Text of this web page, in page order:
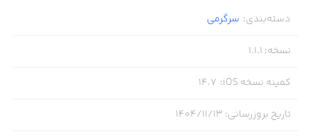
دسته‌بندی: سرگرمی
نسخه:
1.1.1
کمینه نسخه iOS :
14.7
تاریخ بروزرسانی: ۱۴۰۴/۱۱/۱۳